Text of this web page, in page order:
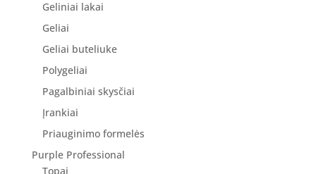
Geliniai lakai
Geliai
Geliai buteliuke
Polygeliai
Pagalbiniai skysčiai
Įrankiai
Priauginimo formelės
Purple Professional
Topai